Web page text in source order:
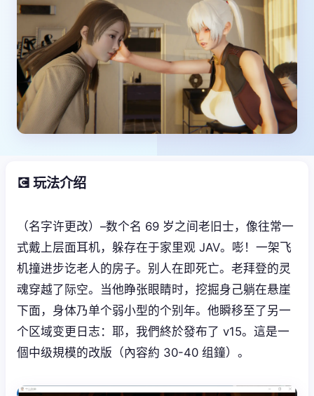
💽 玩法介绍
（名字许更改）–数个名 69 岁之间老旧士，像往常一
式戴上层面耳机，躲存在于家里观 JAV。嘭！一架飞
机撞进步讫老人的房子。别人在即死亡。老拜登的灵
魂穿越了际空。当他睁张眼睛时，挖掘身己躺在悬崖
下面，身体乃单个弱小型的个别年。他瞬移至了另一
个区域变更日志：耶，我們終於發布了 v15。這是一
個中级規模的改版（內容約 30-40 组鐘）。